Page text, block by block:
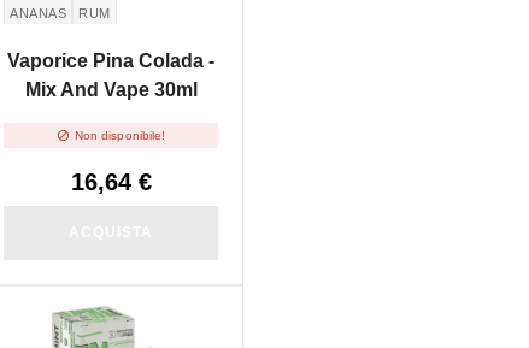
ANANAS
RUM
Vaporice Pina Colada -
Mix And Vape 30ml
 Non disponibile!
16,64 €
NON DISPONIBILE